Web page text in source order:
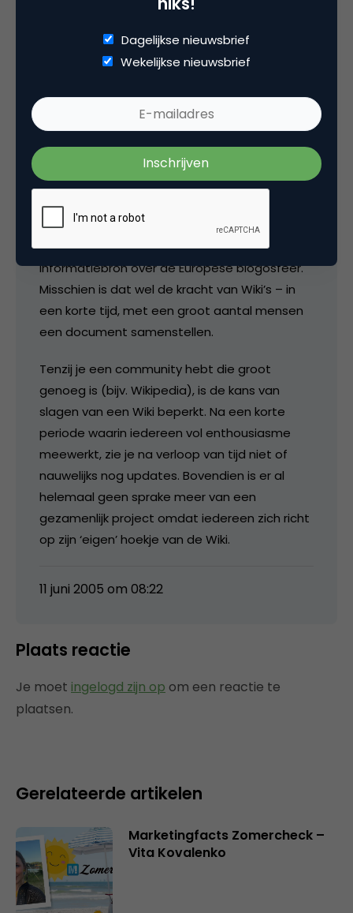
media
Aha, het werkt nu wel inderdaad. Ik denk dat
de server vannacht een hickup had. Of was
het wellicht toch iets te laat en heb ik op de
verkeerde knopjes zitten rammelen? 😉
Wel een prachtig iniatief en ongelooflijk hoe
het in hele korte tijd (binnen een dag) al is
uitgegroeid tot een waardevolle
informatiebron over de Europese blogosfeer.
Misschien is dat wel de kracht van Wiki’s – in
een korte tijd, met een groot aantal mensen
een document samenstellen.
Tenzij je een community hebt die groot
genoeg is (bijv. Wikipedia), is de kans van
slagen van een Wiki beperkt. Na een korte
periode waarin iedereen vol enthousiasme
meewerkt, zie je na verloop van tijd niet of
nauwelijks nog updates. Bovendien is er al
helemaal geen sprake meer van een
gezamenlijk project omdat iedereen zich richt
op zijn ‘eigen’ hoekje van de Wiki.
11 juni 2005 om 08:22
Plaats reactie
Je moet ingelogd zijn op om een reactie te
plaatsen.
Gerelateerde artikelen
Marketingfacts Zomercheck –
Vita Kovalenko
Dagelijkse nieuwsbrief
Wekelijkse nieuwsbrief